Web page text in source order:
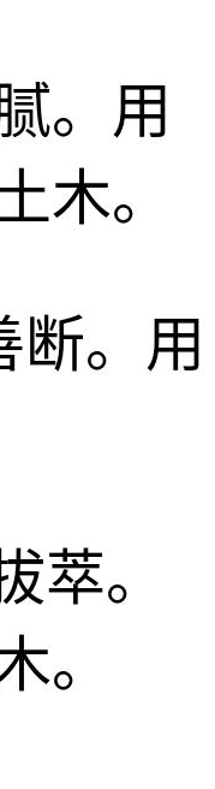
。用
木。
断。用
萃。
。